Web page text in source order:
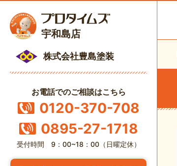
宇和島店
株式会社豊島塗装
お電話でのご相談はこちら
0120-370-708
0895-27-1718
受付時間 9：00~18：00（日曜定休）